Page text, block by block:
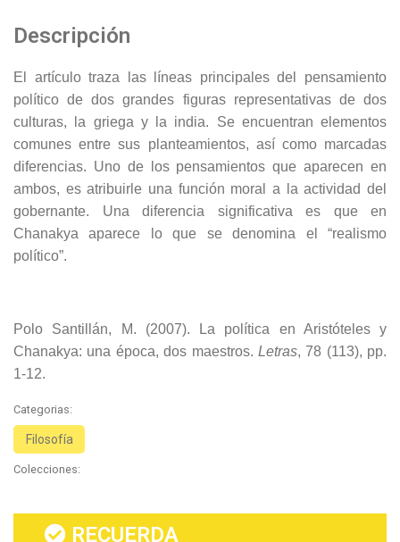
Descripción
El artículo traza las líneas principales del pensamiento
político de dos grandes figuras representativas de dos
culturas, la griega y la india. Se encuentran elementos
comunes entre sus planteamientos, así como marcadas
diferencias. Uno de los pensamientos que aparecen en
ambos, es atribuirle una función moral a la actividad del
gobernante. Una diferencia significativa es que en
Chanakya aparece lo que se denomina el “realismo
político”.
Polo Santillán, M. (2007). La política en Aristóteles y
Chanakya: una época, dos maestros. Letras, 78 (113), pp.
1-12.
Categorias:
Filosofía
Colecciones:
RECUERDA